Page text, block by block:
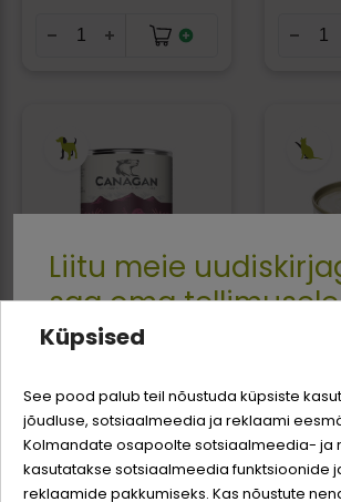
Canagan Turkey &
koertele - 400 g
5,19 €
- 75 g
2,69 €
33.63 € /
Logi sisse
Registreeru
Liitu meie
saa oma
-3% soodustust
Sina ja su perekonna parim
odavamat hinda!
Küpsised
See pood palub teil nõustuda küpsiste
jõudluse, sotsiaalmeedia ja reklaami
Kolmandate osapoolte sotsiaalmeedia- ja
kasutatakse sotsiaalmeedia funktsioonide
reklaamide pakkumiseks. Kas nõustute